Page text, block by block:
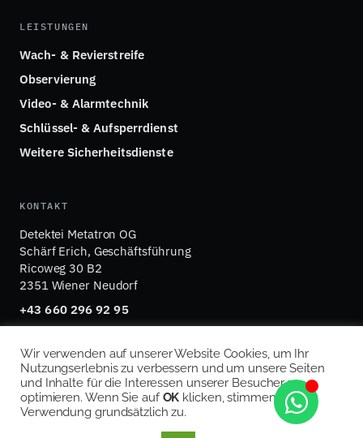
LEISTUNGEN
Wach- & Revierstreife
Observierung
Video- & Alarmtechnik
Schlüssel- & Aufsperrdienst
Weitere Sicherheitsdienste
KONTAKT
Detektei Metatron OG
Schärf Erich, Geschäftsführung
Ricoweg 30 B2
2351 Wiener Neudorf
+43 660 296 92 95
© 2026 Detektei Metatron OG · FN 571362 p · UID
ATU77837334 · Mitglied im ÖDV
Wir verwenden auf unserer Website Cookies, um Ihr
Nutzungserlebnis zu verbessern und um unsere Seiten
und Inhalte für die Interessen unserer Besucher zu
optimieren. Wenn Sie aufOK klicken, stimmen Sie der
Verwendung grundsätzlich zu.